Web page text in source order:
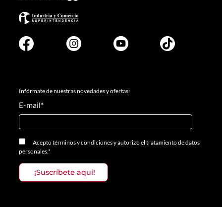
Infórmate de nuestras novedades y ofertas:
E-mail*
Aceptotérminos y condicionesyautorizo el tratamiento de datos
personales.*